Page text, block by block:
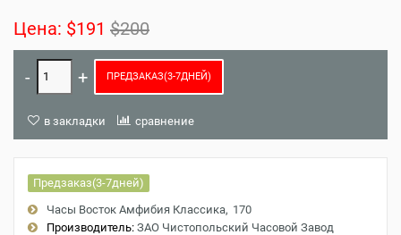
Цена: $191 $200
ПРЕДЗАКАЗ(3-7ДНЕЙ)
в закладки сравнение
Предзаказ(3-7дней)
Часы Восток Амфибия Классика 170
Производитель: ЗАО Чистопольский Часовой Завод